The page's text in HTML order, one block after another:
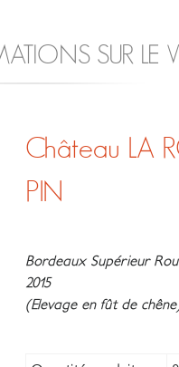
SUR LE
Château LA
PIN
Bordeaux Supérieur
2015
(Elevage en fût de